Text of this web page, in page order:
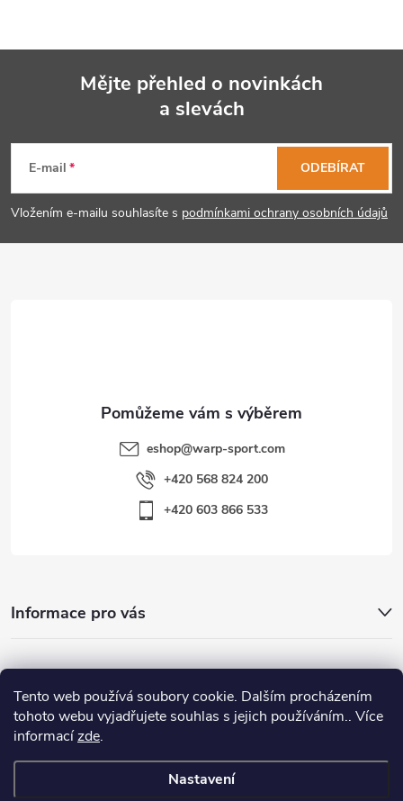
Tento web používá soubory cookie. Dalším procházením
tohoto webu vyjadřujete souhlas s jejich používáním.. Více
informacízde.
Nastavení
p
Mějte přehled o novinkách
a slevách
E-mail
Vložením e-mailu souhlasíte s podmínkami ochrany osobních údajů
ODEBÍRAT
eshop@warp-sport.com
+420 568 824 200
+420 603 866 533
Informace pro vás
Nejhledanější
Důležité odkazy